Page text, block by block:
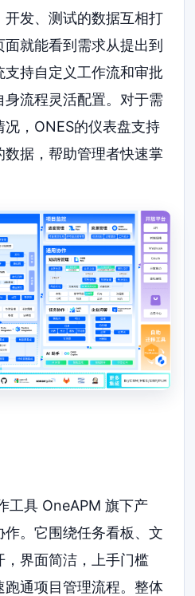
发、测试的数据互相打
就能看到需求从提出到
支持自定义工作流和审批
流程灵活配置。对于需
，ONES的仪表盘支持
据，帮助管理者快速掌
工具 OneAPM 旗下产
。它围绕任务看板、文
界面简洁，上手门槛
通项目管理流程。整体